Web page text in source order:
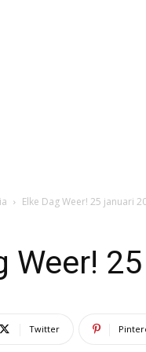
Elke Dag Weer! 25 januari
Weer!
Twitter